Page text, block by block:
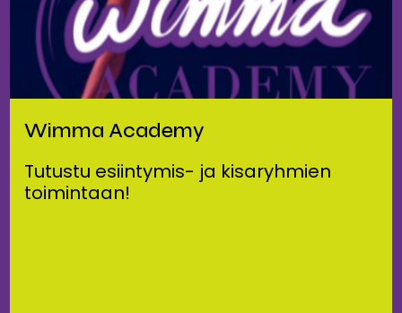
Wimma Academy
Tutustu esiintymis- ja kisaryhmien
toimintaan!